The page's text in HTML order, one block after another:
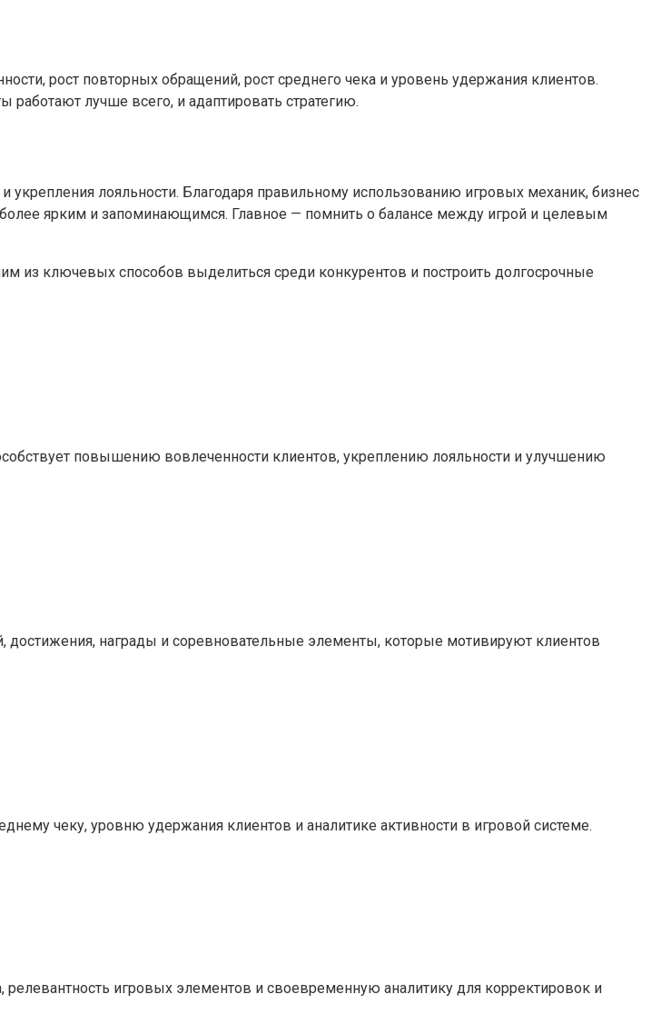
рост повторных обращений, рост среднего чека и уровень удержания клиентов.
лучше всего, и адаптировать стратегию.
лояльности. Благодаря правильному использованию игровых механик, бизнес
ярким и запоминающимся. Главное — помнить о балансе между игрой и целевым
из ключевых способов выделиться среди конкурентов и построить долгосрочные
повышению вовлеченности клиентов, укреплению лояльности и улучшению
награды и соревновательные элементы, которые мотивируют клиентов
чеку, уровню удержания клиентов и аналитике активности в игровой системе.
игровых элементов и своевременную аналитику для корректировок и